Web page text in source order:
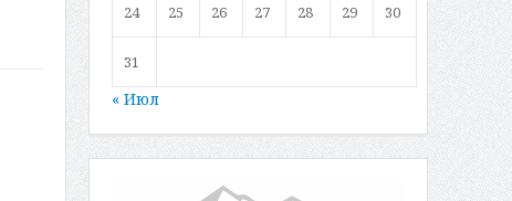
24 25 26 27 28 29 30
31
« Июл